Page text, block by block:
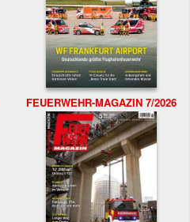
FEUERWEHR-MAGAZIN 7/2026